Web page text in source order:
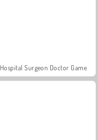
Hospital Surgeon Doctor Game